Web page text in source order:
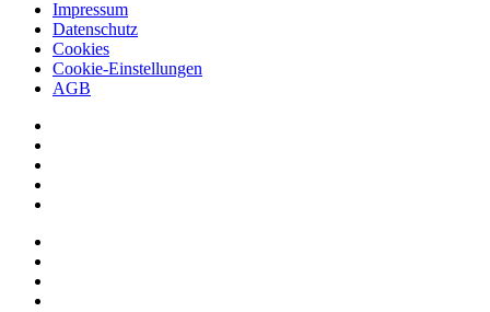
Impressum
Datenschutz
Cookies
Cookie-Einstellungen
AGB